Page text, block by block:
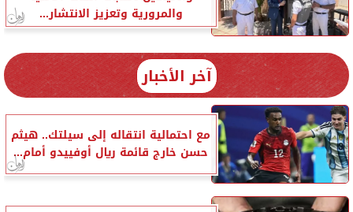
والمرورية وتعزيز الانتشار...
آخر الأخبار
مع احتمالية انتقاله إلى سيلتك.. هيثم
حسن خارج قائمة ريال أوفييدو أمام...